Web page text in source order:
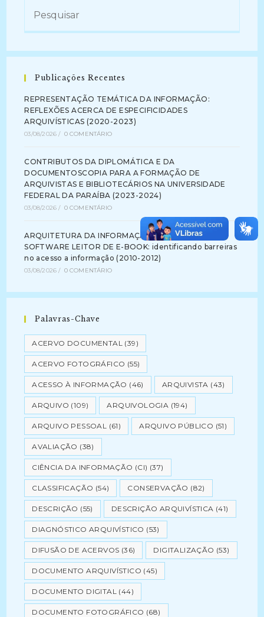
Publicações Recentes
REPRESENTAÇÃO TEMÁTICA DA INFORMAÇÃO:
REFLEXÕES ACERCA DE ESPECIFICIDADES
ARQUIVÍSTICAS (2020-2023)
03/08/2026 / 0 COMENTÁRIO
CONTRIBUTOS DA DIPLOMÁTICA E DA
DOCUMENTOSCOPIA PARA A FORMAÇÃO DE
ARQUIVISTAS E BIBLIOTECÁRIOS NA UNIVERSIDADE
FEDERAL DA PARAÍBA (2023-2024)
03/08/2026 / 0 COMENTÁRIO
ARQUITETURA DA INFORMAÇÃO NA INTERFACE DE
SOFTWARE LEITOR DE E-BOOK: identificando barreiras
no acesso a informação (2010-2012)
03/08/2026 / 0 COMENTÁRIO
Palavras-Chave
ACERVO DOCUMENTAL (39)
ACERVO FOTOGRÁFICO (55)
ACESSO À INFORMAÇÃO (46) ARQUIVISTA (43)
ARQUIVO (109) ARQUIVOLOGIA (194)
ARQUIVO PESSOAL (61) ARQUIVO PÚBLICO (51)
AVALIAÇÃO (38)
CIÊNCIA DA INFORMAÇÃO (CI) (37)
CLASSIFICAÇÃO (54) CONSERVAÇÃO (82)
DESCRIÇÃO (55) DESCRIÇÃO ARQUIVÍSTICA (41)
DIAGNÓSTICO ARQUIVÍSTICO (53)
DIFUSÃO DE ACERVOS (36) DIGITALIZAÇÃO (53)
DOCUMENTO ARQUIVÍSTICO (45)
DOCUMENTO DIGITAL (44)
DOCUMENTO FOTOGRÁFICO (68)